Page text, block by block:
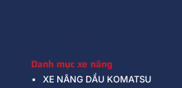
Danh mục xe nâng
XE NÂNG DẦU KOMATSU